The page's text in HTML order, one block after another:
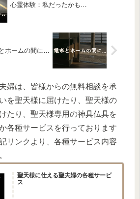
心霊体験：私だったかも…
ホームの間に…
婦は、皆様からの無料相談を承
を聖天様に届けたり、聖天様の
たり、聖天様専用の神具仏具を
各種サービスを行っております
リンクより、各種サービス内容
聖天様に仕える聖夫婦の各種サービ
ス